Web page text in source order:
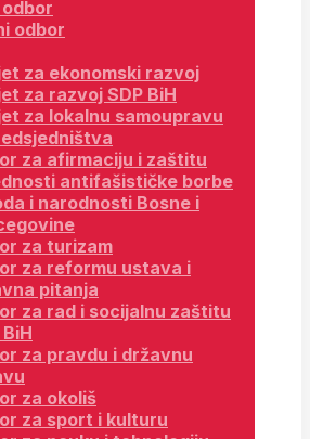
odbor
za ekonomski razvoj
za razvoj SDP BiH
za lokalnu samoupravu
za afirmaciju i zaštitu
antifašističke borbe
i narodnosti Bosne i
za turizam
za reformu ustava i
pitanja
za rad i socijalnu zaštitu
za pravdu i državnu
za okoliš
za sport i kulturu